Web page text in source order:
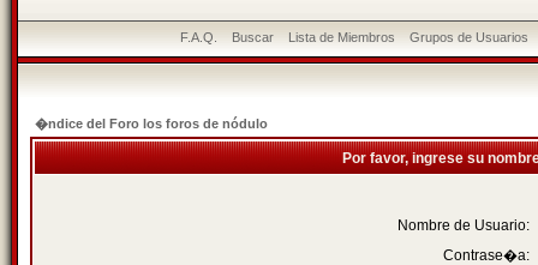
F.A.Q. Buscar Lista de Miembros Grupos de Usuarios
�ndice del Foro los foros de nódulo
Por favor, ingrese su
Nombre de Usuario:
Contrase�a: